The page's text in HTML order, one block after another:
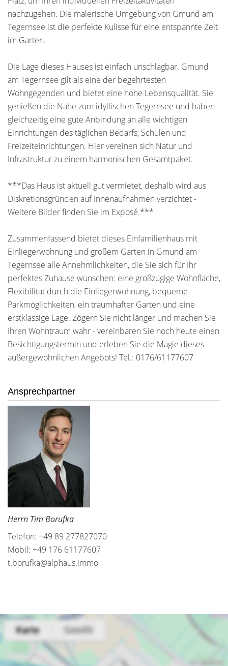
nachzugehen. Die malerische Umgebung von Gmund am
Tegernsee ist die perfekte Kulisse für eine entspannte Zeit
im Garten.
Die Lage dieses Hauses ist einfach unschlagbar. Gmund
am Tegernsee gilt als eine der begehrtesten
Wohngegenden und bietet eine hohe Lebensqualität. Sie
genießen die Nähe zum idyllischen Tegernsee und haben
gleichzeitig eine gute Anbindung an alle wichtigen
Einrichtungen des täglichen Bedarfs, Schulen und
Freizeiteinrichtungen. Hier vereinen sich Natur und
Infrastruktur zu einem harmonischen Gesamtpaket.
***Das Haus ist aktuell gut vermietet, deshalb wird aus
Diskretionsgründen auf Innenaufnahmen verzichtet -
Weitere Bilder finden Sie im Exposé.***
Zusammenfassend bietet dieses Einfamilienhaus mit
Einliegerwohnung und großem Garten in Gmund am
Tegernsee alle Annehmlichkeiten, die Sie sich für Ihr
perfektes Zuhause wünschen: eine großzügige Wohnfläche,
Flexibilität durch die Einliegerwohnung, bequeme
Parkmöglichkeiten, ein traumhafter Garten und eine
erstklassige Lage. Zögern Sie nicht länger und machen Sie
Ihren Wohntraum wahr - vereinbaren Sie noch heute einen
Besichtigungstermin und erleben Sie die Magie dieses
außergewöhnlichen Angebots! Tel.: 0176/61177607
Ansprechpartner
Herrn Tim Borufka
Telefon: +49 89 277827070
Mobil: +49 176 61177607
t.borufka@alphaus.immo